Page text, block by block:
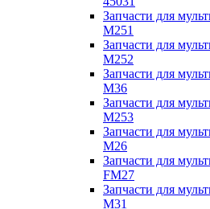
Запчасти для
M251
Запчасти для
M252
Запчасти для
M36
Запчасти для
M253
Запчасти для
M26
Запчасти для
FM27
Запчасти для
M31